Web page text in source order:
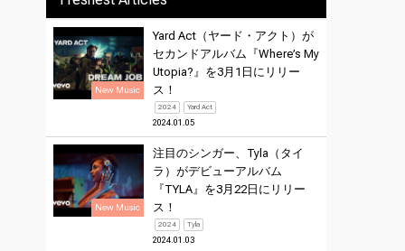
New Music
Yard Act（ヤード・アクト）が
セカンドアルバム『Where’s My
Utopia?』を3月1日にリリー
ス！
2024 Yard Act
2024.01.05
New Music
注目のシンガー、Tyla（タイ
ラ）がデビューアルバム
『TYLA』を3月22日にリリー
ス！
2024 Tyla
2024.01.03